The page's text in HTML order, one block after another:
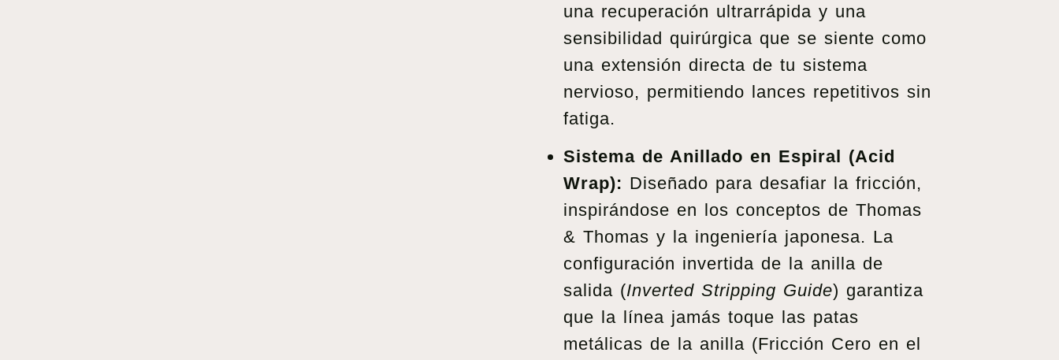
una recuperación ultrarrápida y una
sensibilidad quirúrgica que se siente como
una extensión directa de tu sistema
nervioso, permitiendo lances repetitivos sin
fatiga.
Sistema de Anillado en Espiral (Acid
Wrap): Diseñado para desafiar la fricción,
inspirándose en los conceptos de Thomas
& Thomas y la ingeniería japonesa. La
configuración invertida de la anilla de
salida (Inverted Stripping Guide) garantiza
que la línea jamás toque las patas
metálicas de la anilla (Fricción Cero en el